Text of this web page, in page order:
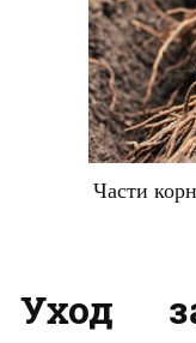
Части
Уход